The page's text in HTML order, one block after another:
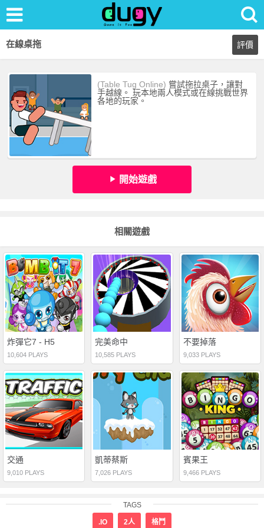
在線桌拖 評價
(Table Tug Online) 嘗試拖拉桌子，讓對
手越線。 玩本地兩人模式或在線挑戰世界
各地的玩家。
開始遊戲
相關遊戲
炸彈它7 - H5
10,604 PLAYS
完美命中
10,585 PLAYS
不要掉落
9,033 PLAYS
交通
9,010 PLAYS
凱蒂蔡斯
7,026 PLAYS
賓果王
9,466 PLAYS
TAGS
.IO 2人 格鬥